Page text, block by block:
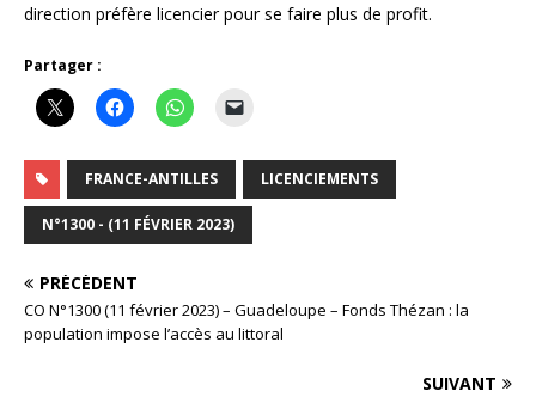
direction préfère licencier pour se faire plus de profit.
Partager :
FRANCE-ANTILLES LICENCIEMENTS
N°1300 - (11 FÉVRIER 2023)
PRÉCÉDENT
CO N°1300 (11 février 2023) – Guadeloupe – Fonds Thézan : la
population impose l’accès au littoral
SUIVANT